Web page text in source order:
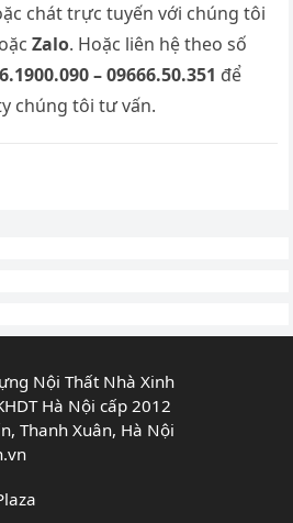
chát trực tuyến với chúng tôi
Zalo. Hoặc liên hệ theo số
– 09666.50.351 để
chúng tôi tư vấn.
Nội Thất Nhà Xinh
Hà Nội cấp 2012
Thanh Xuân, Hà Nội